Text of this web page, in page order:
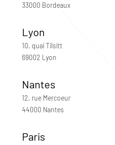
33000 Bordeaux
Lyon
10, quai Tilsitt
69002 Lyon
Nantes
12, rue Mercoeur
44000 Nantes
Paris